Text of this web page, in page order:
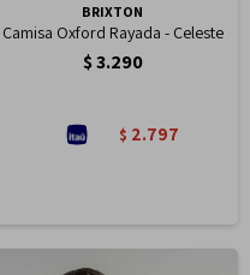
BRIXTON
Camisa Oxford Rayada - Celeste
$3.290
$ 2.797